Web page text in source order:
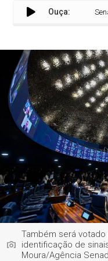
Ouça:
Também será
identificação de
Moura/Agência